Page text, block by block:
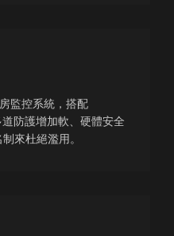
監控系統，搭配
道防護增加軟、硬體安全
來杜絕濫用。